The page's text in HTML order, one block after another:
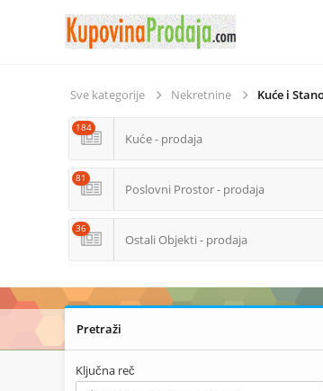
Sve kategorije Nekretnine Kuće i
Kuće - prodaja
184
Poslovni Prostor - prodaja
81
Ostali Objekti - prodaja
36
Pretraži
Ključna reč